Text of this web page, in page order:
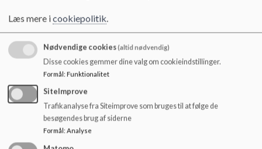
For at nå de ovenstående mål har ledelsen prioriteret
følgende indsatser (ikke prioriteret rækkefølge):
Faglig ledelse tæt på praksis – herunder blandt andet at
nærmeste leder deltager i team-/fagmøder,
aktionslæring og feedback.
Læs mere icookiepolitik.
Nødvendige cookies(altid nødvendig)
Disse cookies gemmer dine valg om cookieindstillinger.
Formål: Funktionalitet
SiteImprove
Trafikanalyse fra Siteimprove som bruges til at følge de
besøgendes brug af siderne
Formål : Analyse